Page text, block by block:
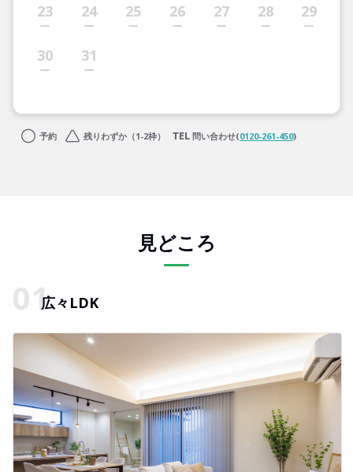
23 24 25 26 27 28 29
30 31
予約 残りわずか（1-2枠） 問い合わせ(0120-261-450)
見どころ
広々LDK